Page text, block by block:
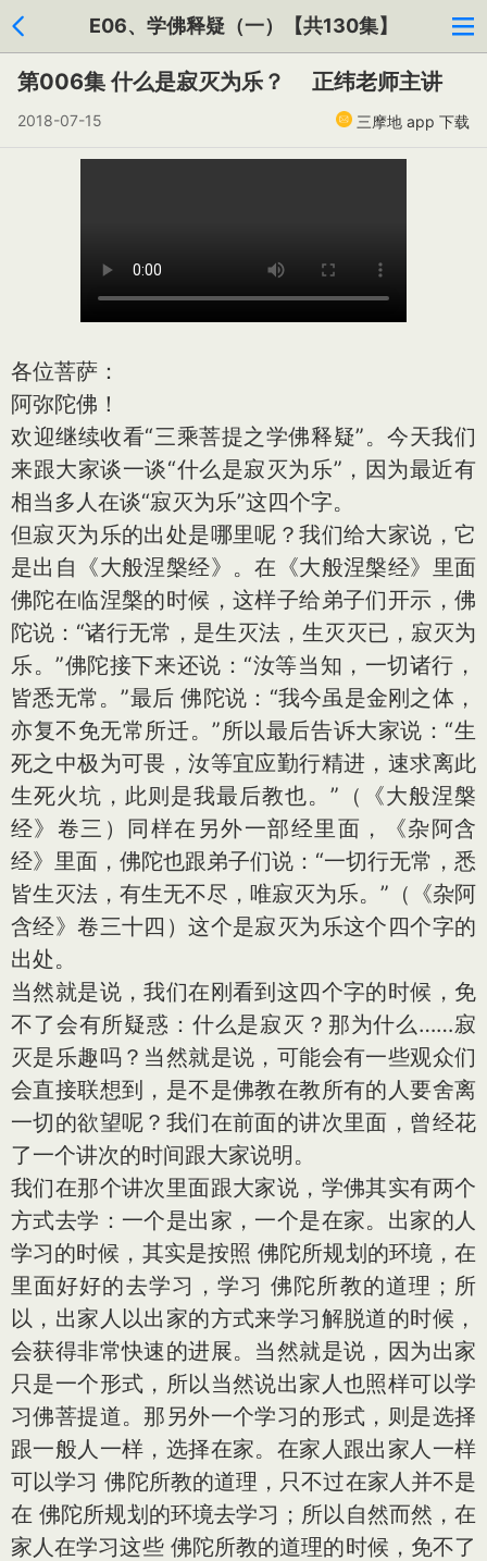
E06、学佛释疑（一）【共130集】
第006集 什么是寂灭为乐？ 正纬老师主讲
2018-07-15 三摩地 app 下载
各位菩萨：
阿弥陀佛！
欢迎继续收看“三乘菩提之学佛释疑”。今天我们
来跟大家谈一谈“什么是寂灭为乐”，因为最近有
相当多人在谈“寂灭为乐”这四个字。
但寂灭为乐的出处是哪里呢？我们给大家说，它
是出自《大般涅槃经》。在《大般涅槃经》里面
佛陀在临涅槃的时候，这样子给弟子们开示，佛
陀说：“诸行无常，是生灭法，生灭灭已，寂灭为
乐。”佛陀接下来还说：“汝等当知，一切诸行，
皆悉无常。”最后 佛陀说：“我今虽是金刚之体，
亦复不免无常所迁。”所以最后告诉大家说：“生
死之中极为可畏，汝等宜应勤行精进，速求离此
生死火坑，此则是我最后教也。”（《大般涅槃
经》卷三）同样在另外一部经里面，《杂阿含
经》里面，佛陀也跟弟子们说：“一切行无常，悉
皆生灭法，有生无不尽，唯寂灭为乐。”（《杂阿
含经》卷三十四）这个是寂灭为乐这个四个字的
出处。
当然就是说，我们在刚看到这四个字的时候，免
不了会有所疑惑：什么是寂灭？那为什么……寂
灭是乐趣吗？当然就是说，可能会有一些观众们
会直接联想到，是不是佛教在教所有的人要舍离
一切的欲望呢？我们在前面的讲次里面，曾经花
了一个讲次的时间跟大家说明。
我们在那个讲次里面跟大家说，学佛其实有两个
方式去学：一个是出家，一个是在家。出家的人
学习的时候，其实是按照 佛陀所规划的环境，在
里面好好的去学习，学习 佛陀所教的道理；所
以，出家人以出家的方式来学习解脱道的时候，
会获得非常快速的进展。当然就是说，因为出家
只是一个形式，所以当然说出家人也照样可以学
习佛菩提道。那另外一个学习的形式，则是选择
跟一般人一样，选择在家。在家人跟出家人一样
可以学习 佛陀所教的道理，只不过在家人并不是
在 佛陀所规划的环境去学习；所以自然而然，在
家人在学习这些 佛陀所教的道理的时候，免不了